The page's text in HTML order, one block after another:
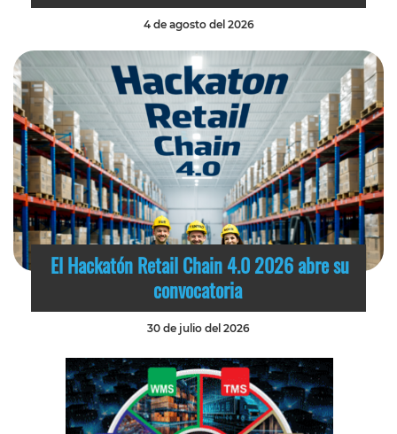
4 de agosto del 2026
El Hackatón Retail Chain 4.0 2026 abre su
convocatoria
30 de julio del 2026